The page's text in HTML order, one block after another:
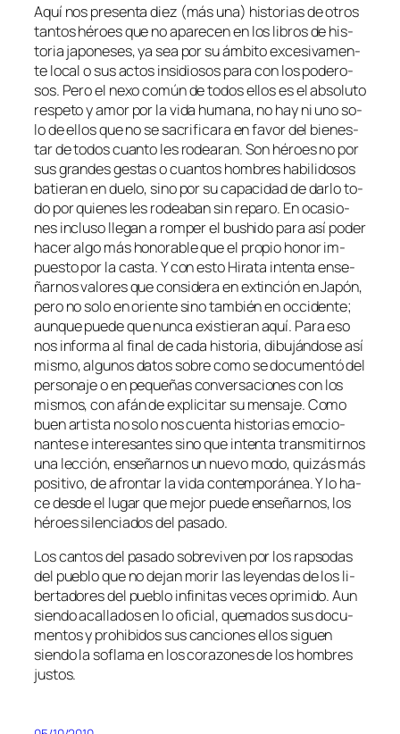
Aquí nos pre­sen­ta diez (más una) his­to­rias de otros
tan­tos hé­roes que no apa­re­cen en los li­bros de his­
to­ria ja­po­ne­ses, ya sea por su ám­bi­to ex­ce­si­va­men­
te lo­cal o sus ac­tos in­si­dio­sos pa­ra con los po­de­ro­
sos. Pero el ne­xo co­mún de to­dos ellos es el ab­so­lu­to
res­pe­to y amor por la vi­da hu­ma­na, no hay ni uno so­
lo de ellos que no se sa­cri­fi­ca­ra en fa­vor del bien­es­
tar de to­dos cuan­to les ro­dea­ran. Son hé­roes no por
sus gran­des ges­tas o cuan­tos hom­bres ha­bi­li­do­sos
ba­tie­ran en due­lo, sino por su ca­pa­ci­dad de dar­lo to­
do por quie­nes les ro­dea­ban sin re­pa­ro. En oca­sio­
nes in­clu­so lle­gan a rom­per el bushi­do pa­ra así po­der
ha­cer al­go más ho­no­ra­ble que el pro­pio ho­nor im­
pues­to por la cas­ta. Y con es­to Hirata in­ten­ta en­se­
ñar­nos va­lo­res que con­si­de­ra en ex­tin­ción en Japón,
pe­ro no so­lo en orien­te sino tam­bién en oc­ci­den­te;
aun­que pue­de que nun­ca exis­tie­ran aquí. Para eso
nos in­for­ma al fi­nal de ca­da his­to­ria, di­bu­ján­do­se así
mis­mo, al­gu­nos da­tos so­bre co­mo se do­cu­men­tó del
per­so­na­je o en pe­que­ñas con­ver­sa­cio­nes con los
mis­mos, con afán de ex­pli­ci­tar su men­sa­je. Como
buen ar­tis­ta no so­lo nos cuen­ta his­to­rias emo­cio­
nan­tes e in­tere­san­tes sino que in­ten­ta trans­mi­tir­nos
una lec­ción, en­se­ñar­nos un nue­vo mo­do, qui­zás más
po­si­ti­vo, de afron­tar la vi­da con­tem­po­rá­nea. Y lo ha­
ce des­de el lu­gar que me­jor pue­de en­se­ñar­nos, los
hé­roes si­len­cia­dos del pasado.
Los can­tos del pa­sa­do so­bre­vi­ven por los rap­so­das
del pue­blo que no de­jan mo­rir las le­yen­das de los li­
ber­ta­do­res del pue­blo in­fi­ni­tas ve­ces opri­mi­do. Aun
sien­do aca­lla­dos en lo ofi­cial, que­ma­dos sus do­cu­
men­tos y prohi­bi­dos sus can­cio­nes ellos si­guen
sien­do la so­fla­ma en los co­ra­zo­nes de los hom­bres
justos.